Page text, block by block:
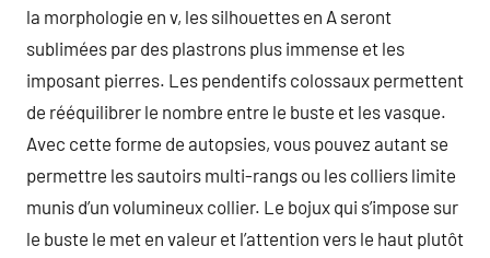
la morphologie en v, les silhouettes en A seront
sublimées par des plastrons plus immense et les
imposant pierres. Les pendentifs colossaux permettent
de rééquilibrer le nombre entre le buste et les vasque.
Avec cette forme de autopsies, vous pouvez autant se
permettre les sautoirs multi-rangs ou les colliers limite
munis d’un volumineux collier. Le bojux qui s’impose sur
le buste le met en valeur et l’attention vers le haut plutôt